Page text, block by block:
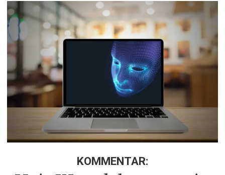
KOMMENTAR: